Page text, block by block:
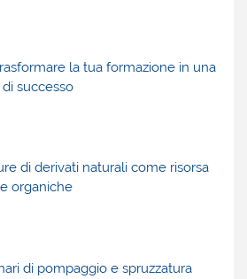
la tua formazione in una
successo
di derivati naturali come risorsa
organiche
di pompaggio e spruzzatura